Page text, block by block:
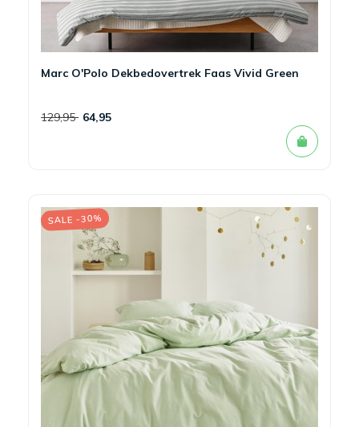
Marc O'Polo Dekbedovertrek Faas Vivid Green
129,95 64,95
SALE -30%